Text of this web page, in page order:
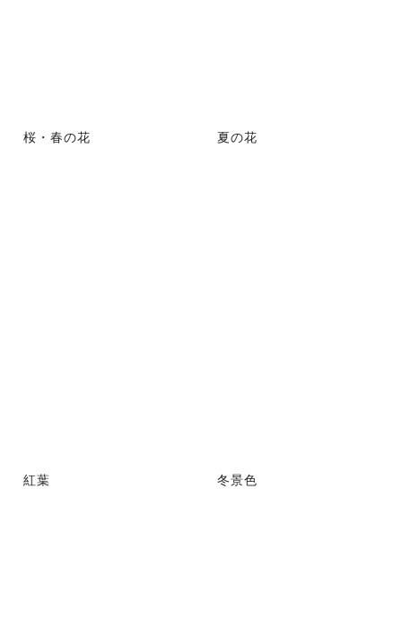
桜・春の花 夏の花
紅葉 冬景色